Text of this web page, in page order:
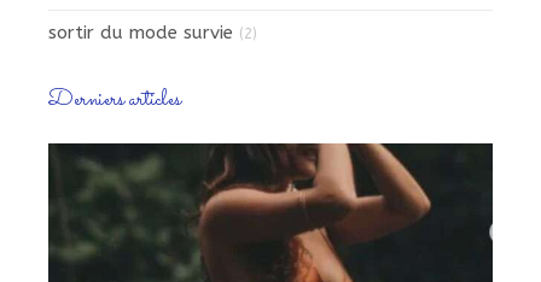
sortir du mode survie (2)
Derniers articles